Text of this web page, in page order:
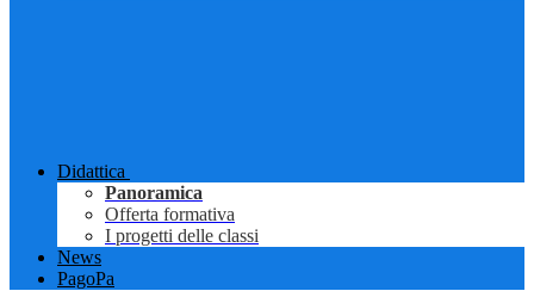
Didattica
Panoramica
Offerta formativa
I progetti delle classi
News
PagoPa